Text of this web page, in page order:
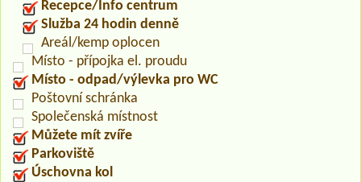
Recepce/Info centrum
Služba 24 hodin denně
Areál/kemp oplocen
Místo - přípojka el. proudu
Místo - odpad/výlevka pro WC
Poštovní schránka
Společenská místnost
Můžete mít zvíře
Parkoviště
Úschovna kol